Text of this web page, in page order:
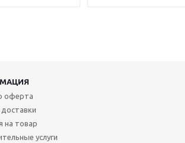
оферта
на товар
услуги